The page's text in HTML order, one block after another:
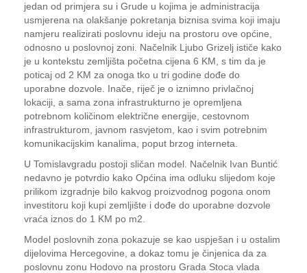
jedan od primjera su i Grude u kojima je administracija
usmjerena na olakšanje pokretanja biznisa svima koji imaju
namjeru realizirati poslovnu ideju na prostoru ove općine,
odnosno u poslovnoj zoni. Načelnik Ljubo Grizelj ističe kako
je u kontekstu zemljišta početna cijena 6 KM, s tim da je
poticaj od 2 KM za onoga tko u tri godine dođe do
uporabne dozvole. Inače, riječ je o iznimno privlačnoj
lokaciji, a sama zona infrastrukturno je opremljena
potrebnom količinom električne energije, cestovnom
infrastrukturom, javnom rasvjetom, kao i svim potrebnim
komunikacijskim kanalima, poput brzog interneta.
U Tomislavgradu postoji sličan model. Načelnik Ivan Buntić
nedavno je potvrdio kako Općina ima odluku slijedom koje
prilikom izgradnje bilo kakvog proizvodnog pogona onom
investitoru koji kupi zemljište i dođe do uporabne dozvole
vraća iznos do 1 KM po m2.
Model poslovnih zona pokazuje se kao uspješan i u ostalim
dijelovima Hercegovine, a dokaz tomu je činjenica da za
poslovnu zonu Hodovo na prostoru Grada Stoca vlada